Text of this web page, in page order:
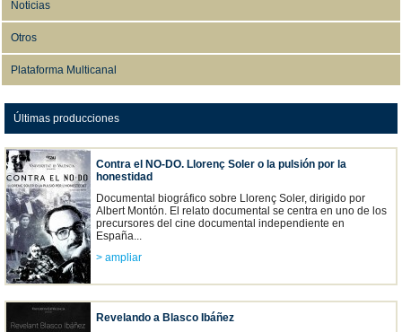
Noticias
Otros
Plataforma Multicanal
Últimas producciones
Contra el NO-DO. Llorenç Soler o la pulsión por la
honestidad
Documental biográfico sobre Llorenç Soler, dirigido por
Albert Montón. El relato documental se centra en uno de los
precursores del cine documental independiente en
España...
> ampliar
Revelando a Blasco Ibáñez